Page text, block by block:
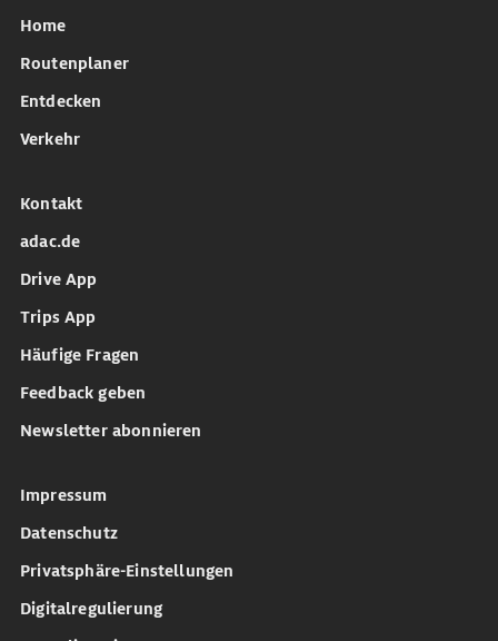
Home
Routenplaner
Entdecken
Verkehr
Kontakt
adac.de
Drive App
Trips App
Häufige Fragen
Feedback geben
Newsletter abonnieren
Impressum
Datenschutz
Privatsphäre-Einstellungen
Digitalregulierung